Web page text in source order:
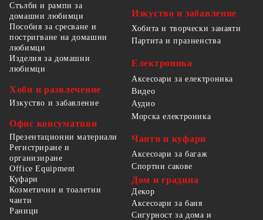
Стълби и рампи за
домашни любимци
Пособия за сресване и
постригване на домашни
любимци
Изделия за домашни
любимци
Хоби и развлечение
Изкуство и забавление
Офис консумативи
Презентационни материали
Регистриране и
организиране
Office Equipment
Изкуство и забавление
Хобита и творчески занаяти
Партита и празненства
Електроника
Аксесоари за електроника
Видео
Аудио
Морска електроника
Чанти и куфари
Аксесоари за багаж
Спортни сакове
Куфари
Козметични и тоалетни
чанти
Раници
Дом и градина
Декор
Аксесоари за баня
Сигурност за дома и